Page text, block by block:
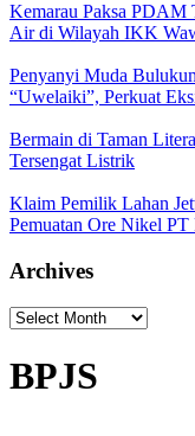
Kemarau Paksa PDAM
Air di Wilayah IKK
Penyanyi Muda
“Uwelaiki”, Perkuat
Bermain di Taman
Tersengat Listrik
Klaim Pemilik Lahan
Pemuatan Ore Nikel PT
Archives
Archives
BPJS